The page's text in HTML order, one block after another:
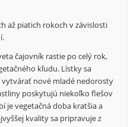
až piatich rokoch v závislosti
čajovník rastie po celý rok,
kľudu. Lístky sa
nové mladé nedorosty
poskytujú niekoľko flešov
je vegetačná doba kratšia a
kvality sa pripravuje z